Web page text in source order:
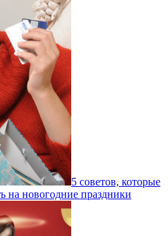
5 советов, которые
на новогодние праздники